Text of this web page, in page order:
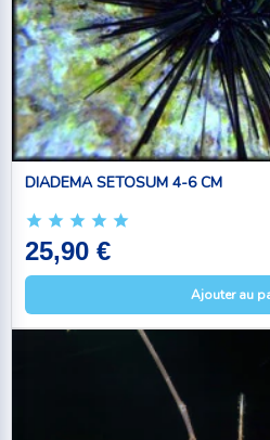
DIADEMA SETOSUM 4-6 CM
25,90 €
Ajouter au